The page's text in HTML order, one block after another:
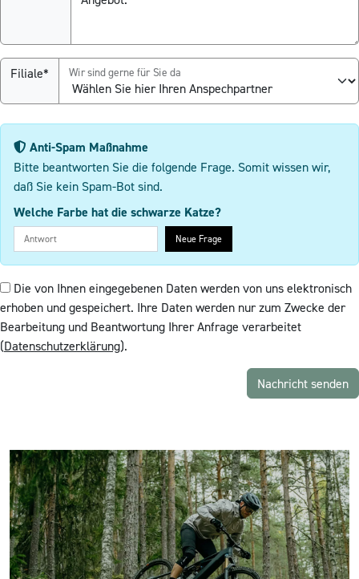
Filiale* Wir sind gerne für Sie da
Anti-Spam Maßnahme
Bitte beantworten Sie die folgende Frage. Somit wissen wir,
daß Sie kein Spam-Bot sind.
Welche Farbe hat die schwarze Katze?
Neue Frage
Die von Ihnen eingegebenen Daten werden von uns elektronisch
erhoben und gespeichert. Ihre Daten werden nur zum Zwecke der
Bearbeitung und Beantwortung Ihrer Anfrage verarbeitet
(Datenschutzerklärung).
Nachricht senden